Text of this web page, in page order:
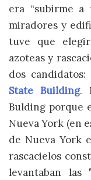
era “subirme a
miradores y
tuve que
azoteas y
dos
State Building.
Bulding porque
Nueva York (en
de Nueva York
rascacielos
levantaban las